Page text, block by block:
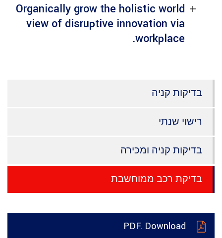
Organically grow the holistic world
view of disruptive innovation via
workplace.
בדיקות קניה
רישוי שנתי
בדיקות קניה ומכירה
בדיקת רכב ממוחשבת
PDF. Download